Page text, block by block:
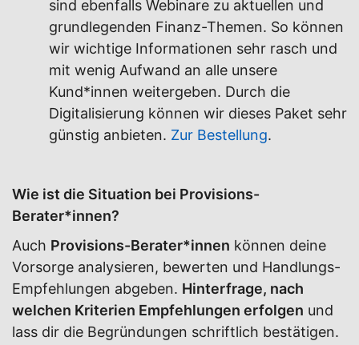
sind ebenfalls Webinare zu aktuellen und
grundlegenden Finanz-Themen. So können
wir wichtige Informationen sehr rasch und
mit wenig Aufwand an alle unsere
Kund*innen weitergeben. Durch die
Digitalisierung können wir dieses Paket sehr
günstig anbieten. Zur Bestellung.
Wie ist die Situation bei Provisions-
Berater*innen?
Auch Provisions-Berater*innen können deine
Vorsorge analysieren, bewerten und Handlungs-
Empfehlungen abgeben. Hinterfrage, nach
welchen Kriterien Empfehlungen erfolgen und
lass dir die Begründungen schriftlich bestätigen.